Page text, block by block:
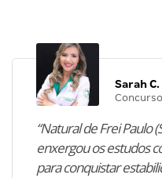
Sarah C.
“Natural de Frei Paulo
enxergou os estudos
para conquistar